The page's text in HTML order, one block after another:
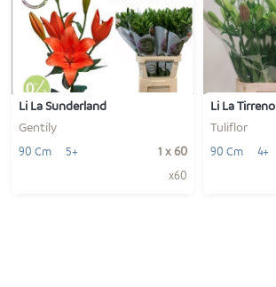
1 + VOEG TOE - 1 +
Li La Sunderland
Gentily
90 Cm 5+ 1 x 60
x60
Li La Tirreno
Tuliflor
90 Cm 4+